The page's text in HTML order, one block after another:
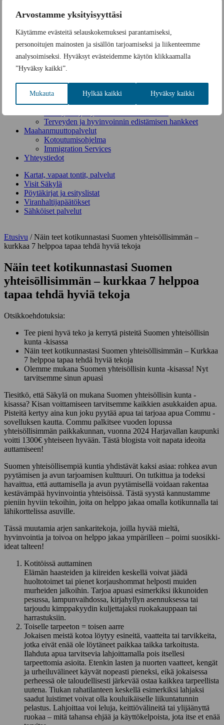
Arvostamme yksityisyyttäsi
Käytämme evästeitä selauskokemuksesi parantamiseksi,
personoitujen mainosten ja sisällön tarjoamiseksi ja liikenteemme
analysoimiseksi. Hyväksyt evästeidemme käytön klikkaamalla
”Hyväksy kaikki”.
Mukauta Hylkää kaikki Hyväksy kaikki
Maaseutupalvelut
Säkylän Yrittäjät ry
Hyvinvointi ja terveys
Iloa arkeen
Vertaisauttamista Commulla
Säkylän kunnan hyvinvointisuunnitelma 2024-2025
Hyvinvointi ja ravitsemus
Kestävää terveyttä ruoasta – kansalliset
ravitsemussuositukset 2024
Vilkas-viikko
Terveyden ja hyvinvoinnin edistämisen hankkeet
Maahanmuuttopalvelut
Kotoutumisohjelma
Immigration Services
Yhteystiedot
Kartat, vapaat tontit, palvelut
Visit Säkylä
Pöytäkirjat ja esityslistat
Viranhaltijapäätökset
Sähköiset palvelut
Etusivu /Näin teet kotikunnastasi Suomen yhteisöllisimmän –
kurkkaa 7 helppoa tapaa tehdä hyviä tekoja
Näin teet kotikunnastasi Suomen
yhteisöllisimmän – kurkkaa 7 helppoa
tapaa tehdä hyviä tekoja
Otsikkoehdotuksia:
Tee pieni hyvä teko ja kerrytä pisteitä Suomen yhteisöllisin
kunta -kisassa
Näin teet kotikunnastasi Suomen yhteisöllisimmän – Kurkkaa
7 helppoa tapaa tehdä hyviä tekoja
Olemme mukana Suomen yhteisöllisin kunta -kisassa! Nyt
tarvitsemme sinun apuasi
Tiesitkö, että Säkylä on mukana Suomen yhteisöllisin kunta -
kisassa? Kisan voittamiseen tarvitsemme kaikkien asukkaiden apua.
Pisteitä kertyy aina kun joku pyytää apua tai tarjoaa apua Commu -
sovelluksen kautta. Commu palkitsee vuoden lopussa
yhteisöllisimmän paikkakunnan, vuonna 2024 Harjavallan kaupunki
voitti 1300€ yhteiseen hyvään. Tästä blogista voit napata ideoita
auttamiseen!
Suomen yhteisöllisempiä kuntia yhdistävät kaksi asiaa: rohkea avun
pyytämisen ja avun tarjoamisen kulttuuri. On tutkittua ja todeksi
havaittua, että auttamisella ja avun pyytämisellä voidaan rakentaa
kestävämpää hyvinvointia yhteisöissä. Tästä syystä kannustamme
pieniin hyviin tekoihin, joita on helppo jakaa omalla kotikunnalla tai
lähikorttelissa asuville.
Tässä muutamia arjen sankaritekoja, joilla hyvää mieltä,
hyvinvointia ja toivoa on helppo jakaa ympärilleen – poimi suosikki-
ideat talteen!
Kotitöissä auttaminen
Elämän haasteiden ja kiireiden keskellä voivat jäädä
huoltotoimet tai pienet korjaushommat helposti muiden
murheiden jalkoihin. Tarjoa apuasi esimerkiksi ikkunoiden
pesussa, lampunvaihdossa, kirjahyllyn asennuksessa tai
tarjoudu kimppakyydin kuljettajaksi ruokakauppaan tai
harrastuksiin.
Toiselle tarpeeton = toisen aarre
Jokaisen meistä kotoa löytyy esineitä, vaatteita tai tarvikkeita,
jotka eivät enää ole löytäneet paikkaa taikka tarkoitusta.
Ilahduta apua tarvitsevia lahjoittamalla pois itsellesi
tarpeettomia asioita. Etenkin lasten ja nuorten vaatteet, kengät
ja urheiluvälineet käyvät nopeasti pieneksi, eikä jokaisessa
perheessä ole taloudellisesti järkevää ostaa kaikkea tarpeellista
uutena. Tiukan rahatilanteen keskellä esimerkiksi lahjaksi
saadut luistimet voivat olla kouluikäiselle liikuntatunnin
pelastus. Lahjoittaa voi leluja, keittiövälineitä tai ylijäänyttä
ruokaa – mitä tahansa ehjää ja käyttökelpoista, jota itse et enää